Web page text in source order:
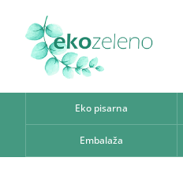
Eko pisarna
Embalaža